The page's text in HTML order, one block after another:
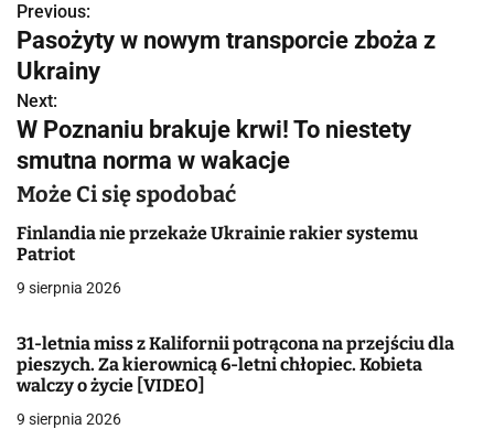
N
a
w
i
g
a
c
a
w
Previous:
Pasożyty w nowym transporcie zboża z
Ukrainy
Next:
W Poznaniu brakuje krwi! To niestety
smutna norma w wakacje
Może Ci się spodobać
Finlandia nie przekaże Ukrainie rakier systemu
Patriot
9 sierpnia 2026
31-letnia miss z Kalifornii potrącona na przejściu dla
pieszych. Za kierownicą 6-letni chłopiec. Kobieta
walczy o życie [VIDEO]
9 sierpnia 2026